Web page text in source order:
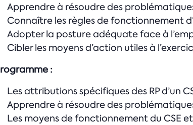
Apprendre à résoudre des
Connaître les règles de fonctionnement
Adopter la posture adéquate face à
Cibler les moyens d’action utiles à
:
Les attributions spécifiques des RP d’un
Apprendre à résoudre des problématiques
Les moyens de fonctionnement du CSE